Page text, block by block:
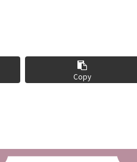
Copy